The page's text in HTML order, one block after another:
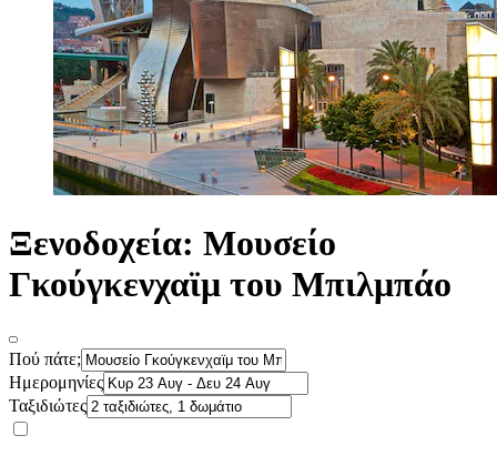
Ξενοδοχεία: Μουσείο
Γκούγκενχαϊμ του Μπιλμπάο
Πού πάτε;
Ημερομηνίες
Ταξιδιώτες